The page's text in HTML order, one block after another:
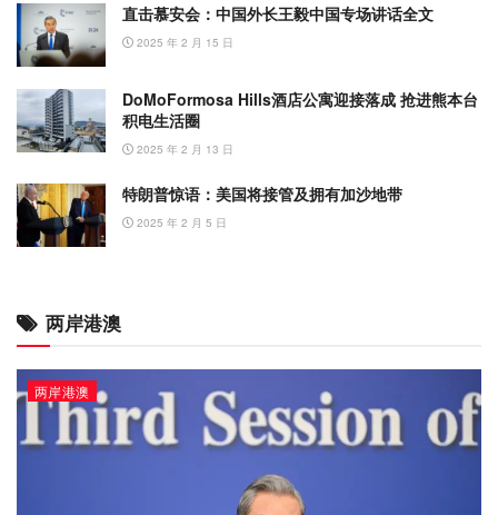
直击慕安会：中国外长王毅中国专场讲话全文
2025 年 2 月 15 日
DoMoFormosa Hills酒店公寓迎接落成 抢进熊本台
积电生活圈
2025 年 2 月 13 日
特朗普惊语：美国将接管及拥有加沙地带
2025 年 2 月 5 日
两岸港澳
两岸港澳